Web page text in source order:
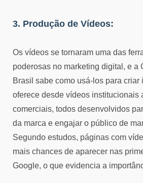
3. Produção de Vídeos:
Os vídeos se tornaram uma das
poderosas no marketing digital, e a
Brasil sabe como usá-los para criar
oferece desde vídeos institucionais
comerciais, todos desenvolvidos
da marca e engajar o público de
Segundo estudos, páginas com
mais chances de aparecer nas
Google, o que evidencia a